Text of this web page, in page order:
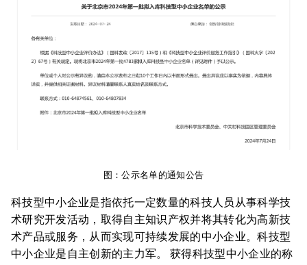
图：公示名单的通知公告
科技型中小企业是指依托一定数量的科技人员从事科学技
术研究开发活动，取得自主知识产权并将其转化为高新技
术产品或服务，从而实现可持续发展的中小企业。科技型
中小企业是自主创新的主力军。 获得科技型中小企业的称